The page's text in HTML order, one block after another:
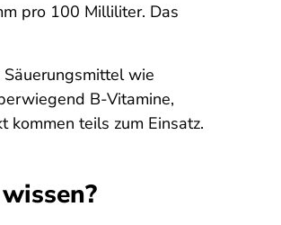
pro 100 Milliliter. Das
wie
B-Vitamine,
kommen teils zum Einsatz.